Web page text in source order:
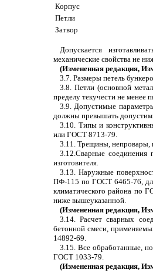
Корпус
Петли
Затвор
Допускается
механические свойства не
(Измененная редакция,
3.7. Размеры петель
3.8. Петли (основной
пределу текучести не менее
3.9. Допустимые
должны превышать
3.10. Типы и
или ГОСТ 8713-79.
3.11. Трещины, непровары,
3.12.Сварные соединения
изготовителя.
3.13. Наружные
ПФ-115 по ГОСТ 6465-76,
климатического района по
ниже вышеуказанной.
(Измененная редакция,
3.14. Расчет сварных
бетонной смеси,
14892-69.
3.15. Все обработанные,
ГОСТ 1033-79.
(Измененная редакция,